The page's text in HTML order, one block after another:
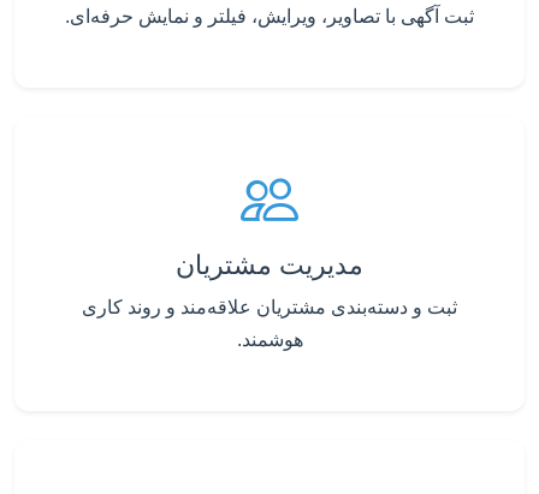
ثبت آگهی با تصاویر، ویرایش، فیلتر و نمایش حرفه‌ای.
مدیریت مشتریان
ثبت و دسته‌بندی مشتریان علاقه‌مند و روند کاری
هوشمند.